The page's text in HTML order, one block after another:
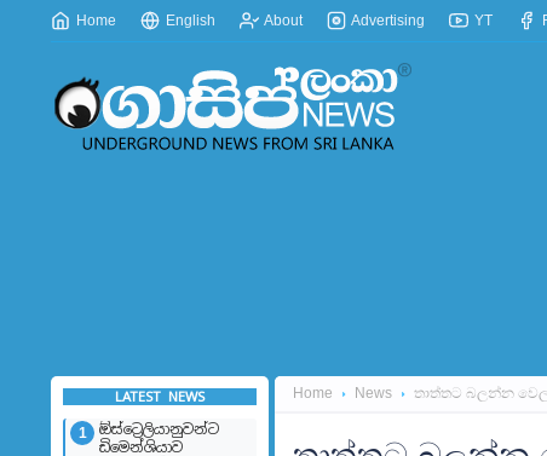
Home English About Advertising YT
LATEST NEWS
1
ඕස්ට්‍රෙලියානුවන්ට
ඩිමෙන්ශියාව
Home News තාත්තට බලන්න